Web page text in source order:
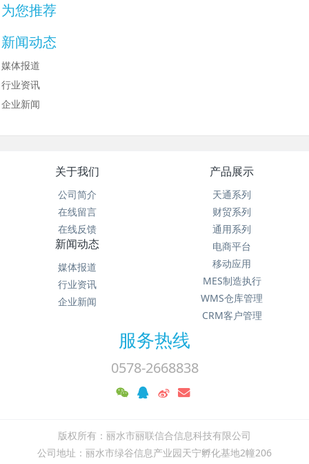
为您推荐
新闻动态
媒体报道
行业资讯
企业新闻
关于我们
公司简介
在线留言
在线反馈
产品展示
天通系列
财贸系列
通用系列
电商平台
移动应用
MES制造执行
WMS仓库管理
CRM客户管理
新闻动态
媒体报道
行业资讯
企业新闻
服务热线
0578-2668838
版权所有：丽水市丽联信合信息科技有限公司
公司地址：丽水市绿谷信息产业园天宁孵化基地2幢206